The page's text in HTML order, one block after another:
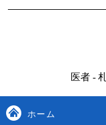
医者 -
ホーム